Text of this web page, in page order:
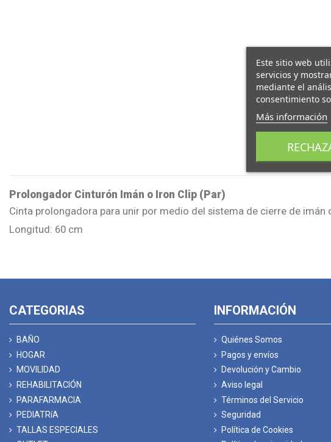
Prolongador Cinturón Imán o Iron Clip (Par)
Cinta prolongadora para unir por medio del sistema de cierre de imán
Longitud: 60 cm
CATEGORIAS
BAÑO
HOGAR
MOVILIDAD
REHABILITACIÓN
PARAFARMACIA
PEDIATRíA
TALLAS ESPECIALES
INFORMACIÓN
Quiénes Somos
Pagos y envíos
Devolución y Cambio
Aviso legal
Términos del Servicio
Seguridad
Política de Cookies
Este sitio web
servicios y
mediante el
consentimiento
Más información